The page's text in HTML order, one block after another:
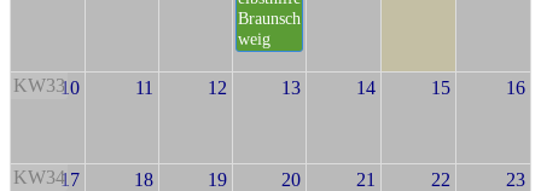
Braunsch
weig
KW3310 11 12 13 14 15 16
KW3417 18 19 20 21 22 23